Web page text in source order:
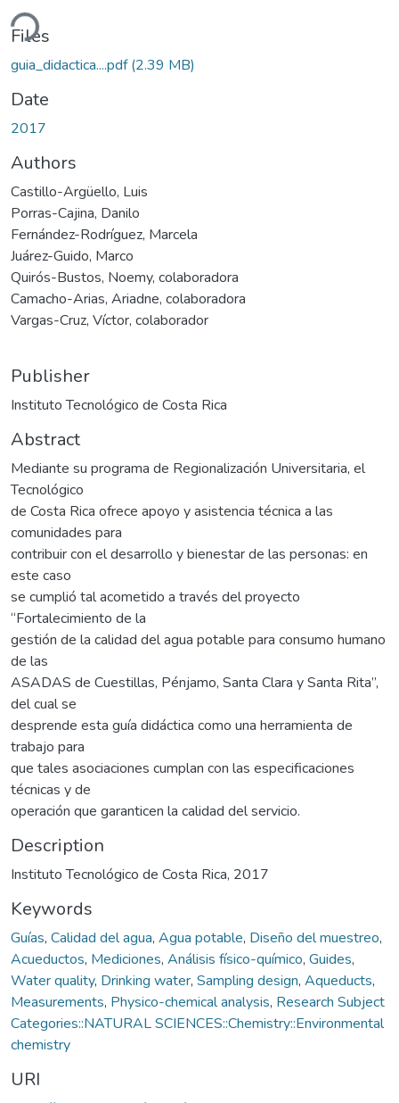
Files
guia_didactica....pdf(2.39 MB)
Date
2017
Authors
Castillo-Argüello, Luis
Porras-Cajina, Danilo
Fernández-Rodríguez, Marcela
Juárez-Guido, Marco
Quirós-Bustos, Noemy, colaboradora
Camacho-Arias, Ariadne, colaboradora
Vargas-Cruz, Víctor, colaborador
Publisher
Instituto Tecnológico de Costa Rica
Abstract
Mediante su programa de Regionalización Universitaria, el
Tecnológico
de Costa Rica ofrece apoyo y asistencia técnica a las
comunidades para
contribuir con el desarrollo y bienestar de las personas: en
este caso
se cumplió tal acometido a través del proyecto
“Fortalecimiento de la
gestión de la calidad del agua potable para consumo humano
de las
ASADAS de Cuestillas, Pénjamo, Santa Clara y Santa Rita”,
del cual se
desprende esta guía didáctica como una herramienta de
trabajo para
que tales asociaciones cumplan con las especificaciones
técnicas y de
operación que garanticen la calidad del servicio.
Description
Instituto Tecnológico de Costa Rica, 2017
Keywords
Guías, Calidad del agua, Agua potable, Diseño del muestreo,
Acueductos, Mediciones, Análisis físico-químico, Guides,
Water quality, Drinking water, Sampling design, Aqueducts,
Measurements, Physico-chemical analysis, Research Subject
Categories::NATURAL SCIENCES::Chemistry::Environmental
chemistry
URI